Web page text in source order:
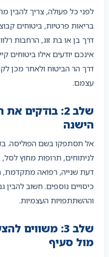
לפני כל פעולה, צריך להבין
בריאות פרטיות, ביטוחים
דרך בן או בת זוג, הרחבות
אינכם יודעים אילו ביטוחים
דרך הר הביטוח ולאחר מכן
עצמם.
שלב 2: בודקים
הישנה
אל תסתפקו בשם הפוליסה.
לניתוחים, תרופות מחוץ לסל,
דעת שנייה, רפואה
כיסויים נוספים. חשוב להבין
וההשתתפויות העצמיות.
שלב 3:
מול סעיף